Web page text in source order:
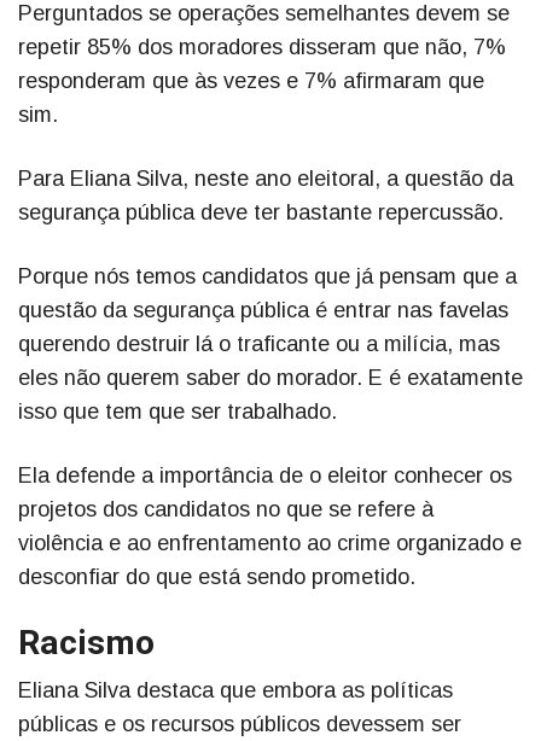
Perguntados se operações semelhantes devem se
repetir 85% dos moradores disseram que não, 7%
responderam que às vezes e 7% afirmaram que
sim.
Para Eliana Silva, neste ano eleitoral, a questão da
segurança pública deve ter bastante repercussão.
Porque nós temos candidatos que já pensam que a
questão da segurança pública é entrar nas favelas
querendo destruir lá o traficante ou a milícia, mas
eles não querem saber do morador. E é exatamente
isso que tem que ser trabalhado.
Ela defende a importância de o eleitor conhecer os
projetos dos candidatos no que se refere à
violência e ao enfrentamento ao crime organizado e
desconfiar do que está sendo prometido.
Racismo
Eliana Silva destaca que embora as políticas
públicas e os recursos públicos devessem ser